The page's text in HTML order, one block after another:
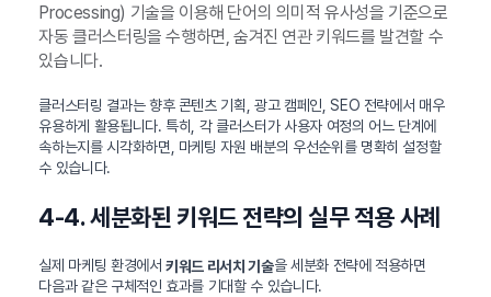
Processing) 기술을 이용해 단어의 의미적 유사성을 기준으로
자동 클러스터링을 수행하면, 숨겨진 연관 키워드를 발견할 수
있습니다.
클러스터링 결과는 향후 콘텐츠 기획, 광고 캠페인, SEO 전략에서 매우
유용하게 활용됩니다. 특히, 각 클러스터가 사용자 여정의 어느 단계에
속하는지를 시각화하면, 마케팅 자원 배분의 우선순위를 명확히 설정할
수 있습니다.
4-4. 세분화된 키워드 전략의 실무 적용 사례
실제 마케팅 환경에서키워드 리서치 기술을 세분화 전략에 적용하면
다음과 같은 구체적인 효과를 기대할 수 있습니다.